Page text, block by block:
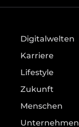
Digitalwelten
Karriere
Lifestyle
Zukunft
Menschen
Unternehmen